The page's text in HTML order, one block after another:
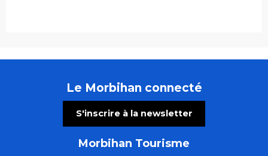
Le Morbihan connecté
S'inscrire à la newsletter
Morbihan Tourisme